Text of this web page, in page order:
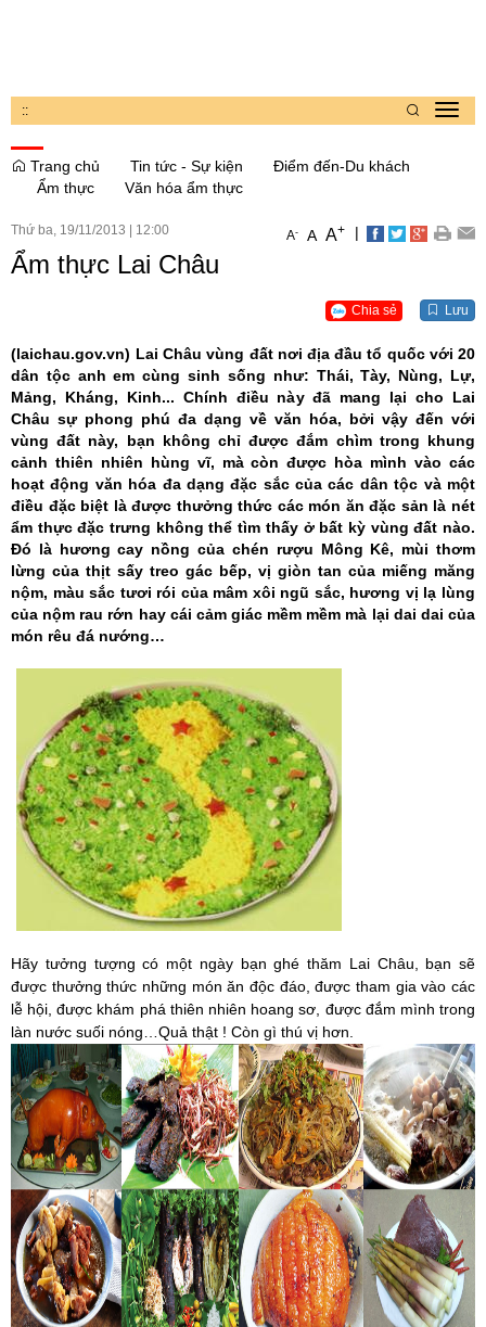
::
Trang chủ
Tin tức - Sự kiện
Điểm đến-Du khách
Ẩm thực
Văn hóa ẩm thực
Thứ ba, 19/11/2013 12:00 A- A A+ |
Ẩm thực Lai Châu
Chia sẻ Lưu
(laichau.gov.vn) Lai Châu vùng đất nơi địa đầu tổ quốc với 20
dân tộc anh em cùng sinh sống như: Thái, Tày, Nùng, Lự,
Mảng, Kháng, Kinh... Chính điều này đã mang lại cho Lai
Châu sự phong phú đa dạng về văn hóa, bởi vậy đến với
vùng đất này, bạn không chỉ được đắm chìm trong khung
cảnh thiên nhiên hùng vĩ, mà còn được hòa mình vào các
hoạt động văn hóa đa dạng đặc sắc của các dân tộc và một
điều đặc biệt là được thưởng thức các món ăn đặc sản là nét
ẩm thực đặc trưng không thể tìm thấy ở bất kỳ vùng đất nào.
Đó là hương cay nồng của chén rượu Mông Kê, mùi thơm
lừng của thịt sấy treo gác bếp, vị giòn tan của miếng măng
nộm, màu sắc tươi rói của mâm xôi ngũ sắc, hương vị lạ lùng
của nộm rau rớn hay cái cảm giác mềm mềm mà lại dai dai của
món rêu đá nướng…
Hãy tưởng tượng có một ngày bạn ghé thăm Lai Châu, bạn sẽ
được thưởng thức những món ăn độc đáo, được tham gia vào các
lễ hội, được khám phá thiên nhiên hoang sơ, được đắm mình trong
làn nước suối nóng…Quả thật ! Còn gì thú vị hơn.